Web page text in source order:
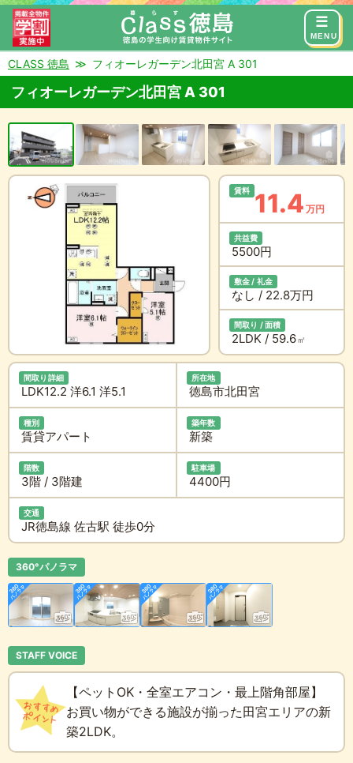
MENU
来店予約 お問い合わせ
CLASS 徳島 フィオーレガーデン北田宮 A 301
フィオーレガーデン北田宮 A 301
賃料 11.4 万円
共益費
5500円
敷金 / 礼金
なし / 22.8万円
間取り / 面積
2LDK / 59.6㎡
間取り詳細
LDK12.2 洋6.1 洋5.1
所在地
徳島市北田宮
種別
賃貸アパート
築年数
新築
階数
3階 / 3階建
駐車場
4400円
交通
JR徳島線 佐古駅 徒歩0分
360°パノラマ
STAFF VOICE
【ペットOK・全室エアコン・最上階角部屋】
お買い物ができる施設が揃った田宮エリアの新
築2LDK。